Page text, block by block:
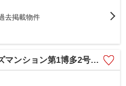
去掲載物件
ション第1博多2号館☆仲介手数料無料☆